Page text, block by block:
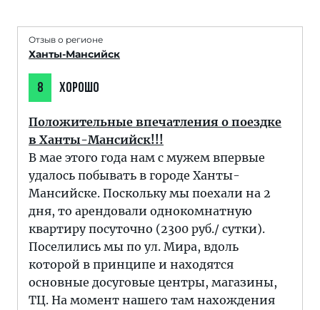
Отзыв о регионе
Ханты-Мансийск
8 ХОРОШО
Положительные впечатления о поездке
в Ханты-Мансийск!!!
В мае этого года нам с мужем впервые
удалось побывать в городе Ханты-
Мансийске. Поскольку мы поехали на 2
дня, то арендовали однокомнатную
квартиру посуточно (2300 руб./ сутки).
Поселились мы по ул. Мира, вдоль
которой в принципе и находятся
основные досуговые центры, магазины,
ТЦ. На момент нашего там нахождения